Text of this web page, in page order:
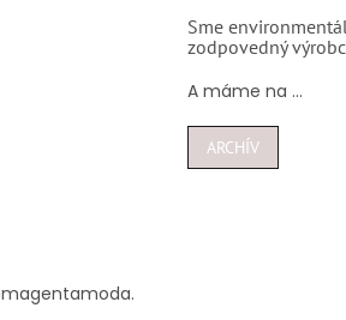
Sme
zodpovedný
A máme na ...
ARCHÍV
magentamoda.